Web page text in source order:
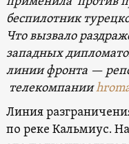
беспилотник
Что вызвало
западных
линии фронта —
телекомпании
Линия
по реке Кальмиус.